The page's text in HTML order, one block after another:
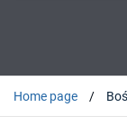
Home page